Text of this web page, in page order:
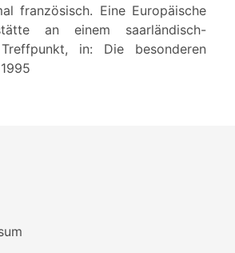
französisch. Eine Europäische
an einem saarländisch-
in: Die besonderen